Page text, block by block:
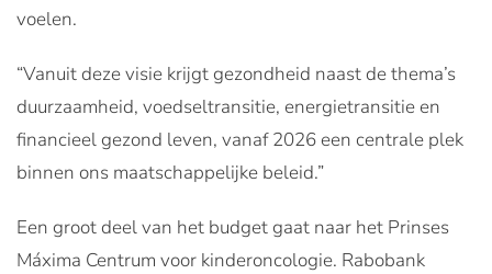
voelen.
“Vanuit deze visie krijgt gezondheid naast de thema’s
duurzaamheid, voedseltransitie, energietransitie en
financieel gezond leven, vanaf 2026 een centrale plek
binnen ons maatschappelijke beleid.”
Een groot deel van het budget gaat naar het Prinses
Máxima Centrum voor kinderoncologie. Rabobank